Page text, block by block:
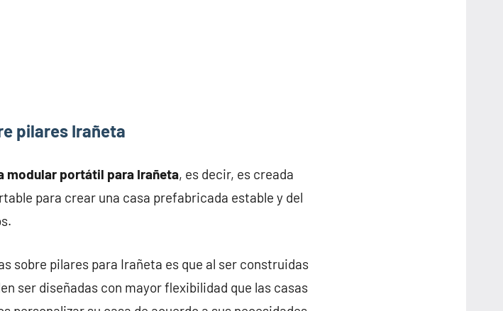
pilares Irañeta
modular portátil para Irañeta, es decir, es creada
para crear una casa prefabricada estable y del
sobre pilares para Irañeta es que al ser construidas
ser diseñadas con mayor flexibilidad que las casas